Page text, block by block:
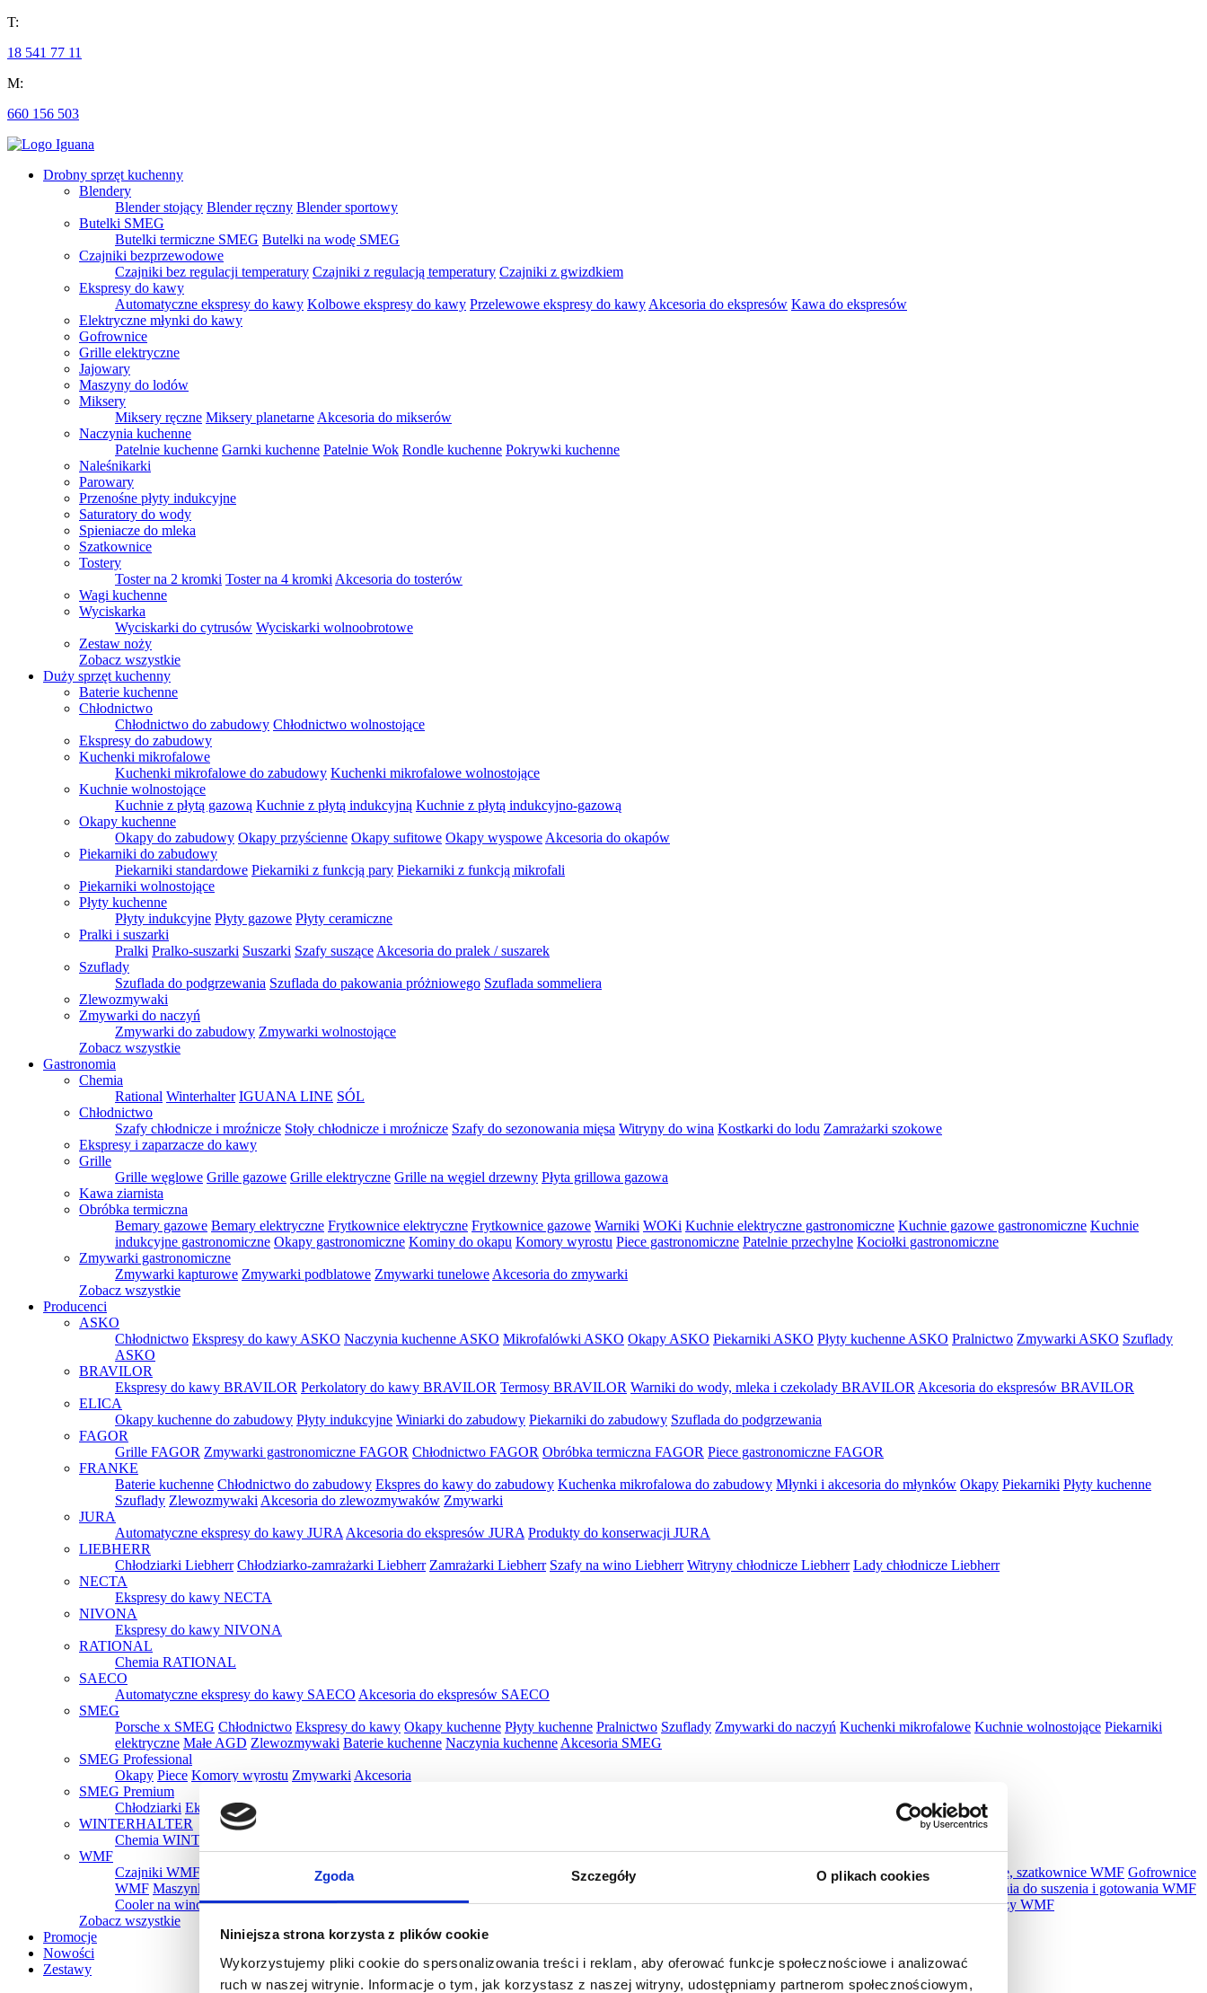
Zgoda Szczegóły O plikach cookies
Niniejsza strona korzysta z plików cookie
Wykorzystujemy pliki cookie do spersonalizowania treści i reklam, aby oferować funkcje społecznościowe i analizować
ruch w naszej witrynie. Informacje o tym, jak korzystasz z naszej witryny, udostępniamy partnerom społecznościowym,
T:
18 541 77 11
M:
660 156 503
Drobny sprzęt kuchenny
Blendery
Blender stojący Blender ręczny Blender sportowy
Butelki SMEG
Butelki termiczne SMEG Butelki na wodę SMEG
Czajniki bezprzewodowe
Czajniki bez regulacji temperatury Czajniki z regulacją temperatury Czajniki z gwizdkiem
Ekspresy do kawy
Automatyczne ekspresy do kawy Kolbowe ekspresy do kawy Przelewowe ekspresy do kawy Akcesoria do ekspresów Kawa do ekspresów
Elektryczne młynki do kawy
Gofrownice
Grille elektryczne
Jajowary
Maszyny do lodów
Miksery
Miksery ręczne Miksery planetarne Akcesoria do mikserów
Naczynia kuchenne
Patelnie kuchenne Garnki kuchenne Patelnie Wok Rondle kuchenne Pokrywki kuchenne
Naleśnikarki
Parowary
Przenośne płyty indukcyjne
Saturatory do wody
Spieniacze do mleka
Szatkownice
Tostery
Toster na 2 kromki Toster na 4 kromki Akcesoria do tosterów
Wagi kuchenne
Wyciskarka
Wyciskarki do cytrusów Wyciskarki wolnoobrotowe
Zestaw noży
Zobacz wszystkie
Duży sprzęt kuchenny
Baterie kuchenne
Chłodnictwo
Chłodnictwo do zabudowy Chłodnictwo wolnostojące
Ekspresy do zabudowy
Kuchenki mikrofalowe
Kuchenki mikrofalowe do zabudowy Kuchenki mikrofalowe wolnostojące
Kuchnie wolnostojące
Kuchnie z płytą gazową Kuchnie z płytą indukcyjną Kuchnie z płytą indukcyjno-gazową
Okapy kuchenne
Okapy do zabudowy Okapy przyścienne Okapy sufitowe Okapy wyspowe Akcesoria do okapów
Piekarniki do zabudowy
Piekarniki standardowe Piekarniki z funkcją pary Piekarniki z funkcją mikrofali
Piekarniki wolnostojące
Płyty kuchenne
Płyty indukcyjne Płyty gazowe Płyty ceramiczne
Pralki i suszarki
Pralki Pralko-suszarki Suszarki Szafy suszące Akcesoria do pralek / suszarek
Szuflady
Szuflada do podgrzewania Szuflada do pakowania próżniowego Szuflada sommeliera
Zlewozmywaki
Zmywarki do naczyń
Zmywarki do zabudowy Zmywarki wolnostojące
Zobacz wszystkie
Gastronomia
Chemia
Rational Winterhalter IGUANA LINE SÓL
Chłodnictwo
Szafy chłodnicze i mroźnicze Stoły chłodnicze i mroźnicze Szafy do sezonowania mięsa Witryny do wina Kostkarki do lodu Zamrażarki szokowe
Ekspresy i zaparzacze do kawy
Grille
Grille węglowe Grille gazowe Grille elektryczne Grille na węgiel drzewny Płyta grillowa gazowa
Kawa ziarnista
Obróbka termiczna
Bemary gazowe Bemary elektryczne Frytkownice elektryczne Frytkownice gazowe Warniki WOKi Kuchnie elektryczne gastronomiczne Kuchnie gazowe gastronomiczne Kuchnie
indukcyjne gastronomiczne Okapy gastronomiczne Kominy do okapu Komory wyrostu Piece gastronomiczne Patelnie przechylne Kociołki gastronomiczne
Zmywarki gastronomiczne
Zmywarki kapturowe Zmywarki podblatowe Zmywarki tunelowe Akcesoria do zmywarki
Zobacz wszystkie
Producenci
ASKO
Chłodnictwo Ekspresy do kawy ASKO Naczynia kuchenne ASKO Mikrofalówki ASKO Okapy ASKO Piekarniki ASKO Płyty kuchenne ASKO Pralnictwo Zmywarki ASKO Szuflady
ASKO
BRAVILOR
Ekspresy do kawy BRAVILOR Perkolatory do kawy BRAVILOR Termosy BRAVILOR Warniki do wody, mleka i czekolady BRAVILOR Akcesoria do ekspresów BRAVILOR
ELICA
Okapy kuchenne do zabudowy Płyty indukcyjne Winiarki do zabudowy Piekarniki do zabudowy Szuflada do podgrzewania
FAGOR
Grille FAGOR Zmywarki gastronomiczne FAGOR Chłodnictwo FAGOR Obróbka termiczna FAGOR Piece gastronomiczne FAGOR
FRANKE
Baterie kuchenne Chłodnictwo do zabudowy Ekspres do kawy do zabudowy Kuchenka mikrofalowa do zabudowy Młynki i akcesoria do młynków Okapy Piekarniki Płyty kuchenne
Szuflady Zlewozmywaki Akcesoria do zlewozmywaków Zmywarki
JURA
Automatyczne ekspresy do kawy JURA Akcesoria do ekspresów JURA Produkty do konserwacji JURA
LIEBHERR
Chłodziarki Liebherr Chłodziarko-zamrażarki Liebherr Zamrażarki Liebherr Szafy na wino Liebherr Witryny chłodnicze Liebherr Lady chłodnicze Liebherr
NECTA
Ekspresy do kawy NECTA
NIVONA
Ekspresy do kawy NIVONA
RATIONAL
Chemia RATIONAL
SAECO
Automatyczne ekspresy do kawy SAECO Akcesoria do ekspresów SAECO
SMEG
Porsche x SMEG Chłodnictwo Ekspresy do kawy Okapy kuchenne Płyty kuchenne Pralnictwo Szuflady Zmywarki do naczyń Kuchenki mikrofalowe Kuchnie wolnostojące Piekarniki
elektryczne Małe AGD Zlewozmywaki Baterie kuchenne Naczynia kuchenne Akcesoria SMEG
SMEG Professional
Okapy Piece Komory wyrostu Zmywarki Akcesoria
SMEG Premium
Chłodziarki Ekspresy Kuchenki mikrofalowe
WINTERHALTER
Chemia WINTERHALTER
WMF
Czajniki WMF
Parowary WMF Wyciskarki WMF Roboty kuchenne, miksery WMF Krajalnice, szatkownice WMF Gofrownice
WMF Maszynki do lodów WMF Ekspresy do kawy WMF Młynki do kawy WMF Płyty indukcyjne WMF
Urządzenia do suszenia i gotowania WMF
Cooler na wino WMF Pakowarki i zgrzewarki WMF Naleśnikarki WMF Spieniacze do mleka WMF Płyty snack master WMFAkcesoria WMF Zestawy noży WMF
Zobacz wszystkie
Promocje
Nowości
Zestawy